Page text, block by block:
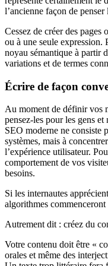
l’ancienne façon de penser
Cessez de créer des pages
ou à une seule
noyau sémantique à partir
variations et de termes
Écrire de façon
Au moment de définir vos
pensez-les pour les gens
SEO moderne ne consiste
systèmes, mais à
l’expérience utilisateur.
comportement de vos
besoins.
Si les internautes
algorithmes
Autrement dit : créez du
Votre contenu doit être «
orales et même des